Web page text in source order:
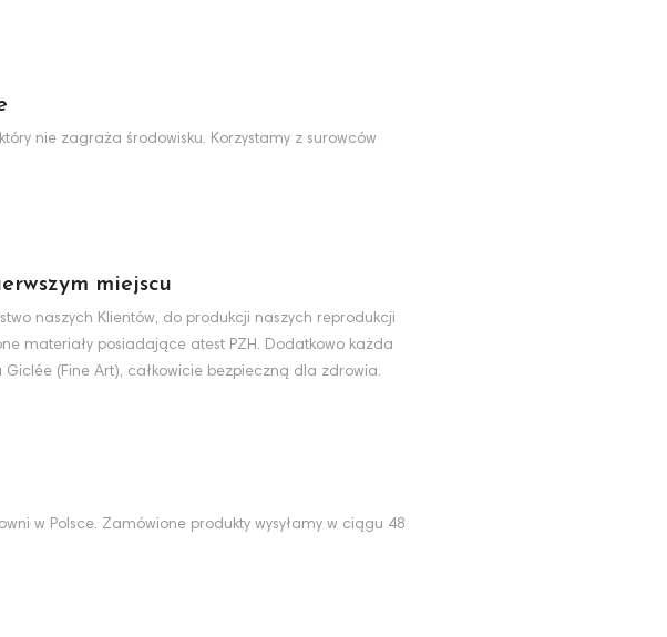
nie zagraża środowisku. Korzystamy z surowców
miejscu
naszych Klientów, do produkcji naszych reprodukcji
materiały posiadające atest PZH. Dodatkowo każda
(Fine Art), całkowicie bezpieczną dla zdrowia.
w Polsce. Zamówione produkty wysyłamy w ciągu 48